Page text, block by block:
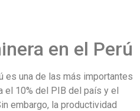
en el Perú
es una de las más importantes
el 10% del PIB del país y el
embargo, la productividad